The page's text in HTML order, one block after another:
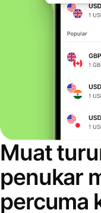
Muat
penukar
percuma